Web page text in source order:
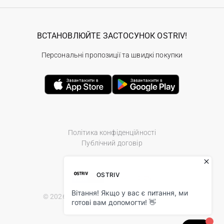
Політика конфіденційності
Публічний договір
© 2026 Ostriv.ua Store. All Rights Reserved.
ВСТАНОВЛЮЙТЕ ЗАСТОСУНОК OSTRIV!
Персональні пропозиції та швидкі покупки